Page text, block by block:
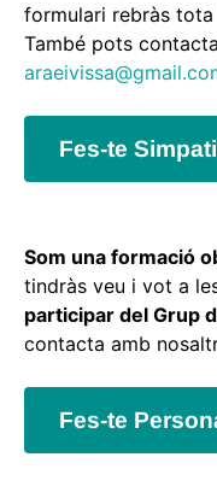
formulari rebràs tota
També pots
Fes-te
Som una formació
tindràs veu i vot a
participar del Grup
contacta amb
Fes-te